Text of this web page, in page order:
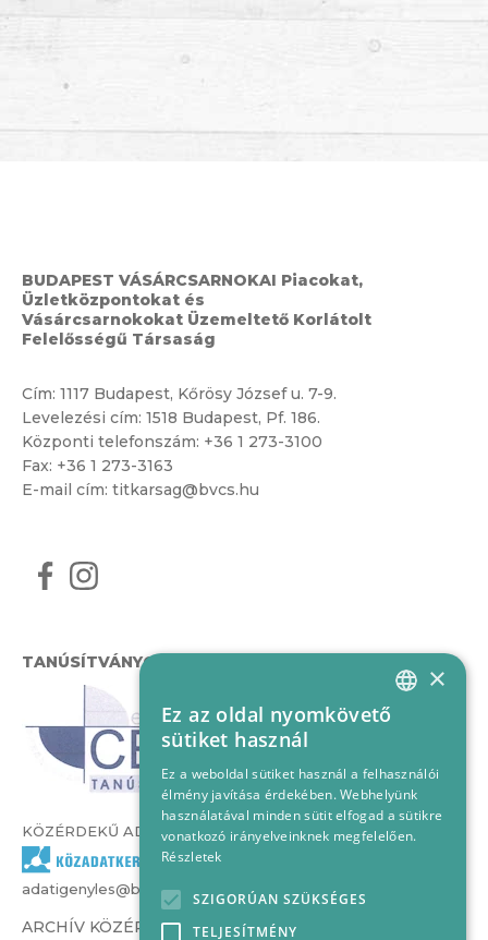
BUDAPEST VÁSÁRCSARNOKAI Piacokat,
Üzletközpontokat és
Vásárcsarnokokat Üzemeltető Korlátolt
Felelősségű Társaság
Cím: 1117 Budapest, Kőrösy József u. 7-9.
Levelezési cím: 1518 Budapest, Pf. 186.
Központi telefonszám: +36 1 273-3100
Fax: +36 1 273-3163
E-mail cím: titkarsag@bvcs.hu
TANÚSÍTVÁNYOK
KÖZÉRDEKŰ ADATOK
adatigenyles@bvcs.hu
ARCHÍV KÖZÉRDEKŰ ADATOK –
HUNGARIAN
×
Ez az oldal nyomkövető
sütiket használ
Ez a weboldal sütiket használ a felhasználói
élmény javítása érdekében. Webhelyünk
használatával minden sütit elfogad a sütikre
vonatkozó irányelveinknek megfelelően.
Részletek
SZIGORÚAN SZÜKSÉGES
TELJESÍTMÉNY